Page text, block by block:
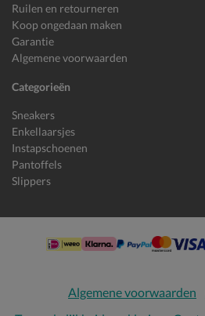
Ruilen en retourneren
Koop ongedaan maken
Garantie
Algemene voorwaarden
Categorieën
Sneakers
Enkellaarsjes
Instapschoenen
Pantoffels
Slippers
Algemene voorwaarden